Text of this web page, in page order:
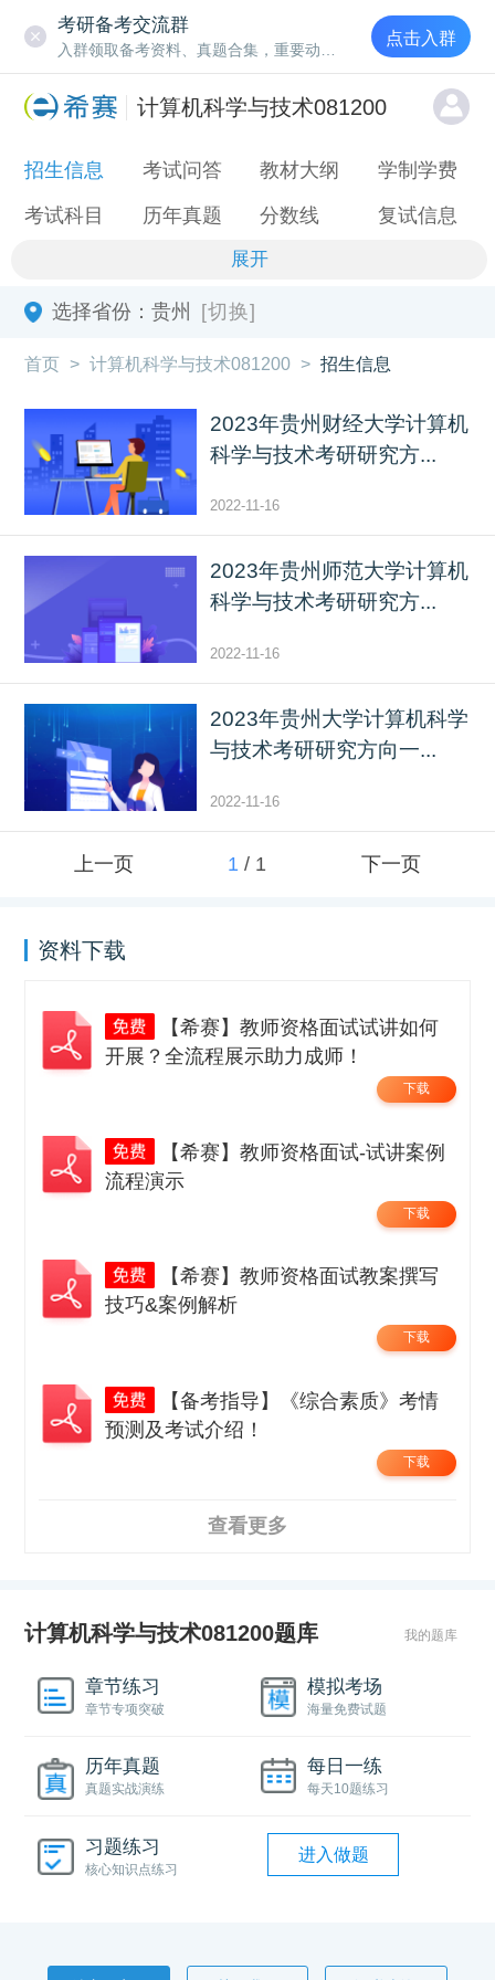
考研备考交流群
点击入群
计算机科学与技术081200
招生信息 考试问答 教材大纲 学制学费
考试科目 历年真题 分数线 复试信息
展开
选择省份： 贵州 [切换]
首页 > 计算机科学与技术081200 > 招生信息
2023年贵州财经大学计算机
科学与技术考研研究方...
2022-11-16
2023年贵州师范大学计算机
科学与技术考研研究方...
2022-11-16
2023年贵州大学计算机科学
与技术考研研究方向一...
2022-11-16
上一页 1 / 1 下一页
资料下载
【希赛】教师资格面试试讲如何
开展？全流程展示助力成师！
下载
【希赛】教师资格面试-试讲案例
流程演示
下载
【希赛】教师资格面试教案撰写
技巧&案例解析
下载
【备考指导】《综合素质》考情
预测及考试介绍！
下载
查看更多
计算机科学与技术081200题库 我的题库
章节练习
章节专项突破
模拟考场
海量免费试题
历年真题
真题实战演练
每日一练
每天10题练习
习题练习
核心知识点练习
进入做题